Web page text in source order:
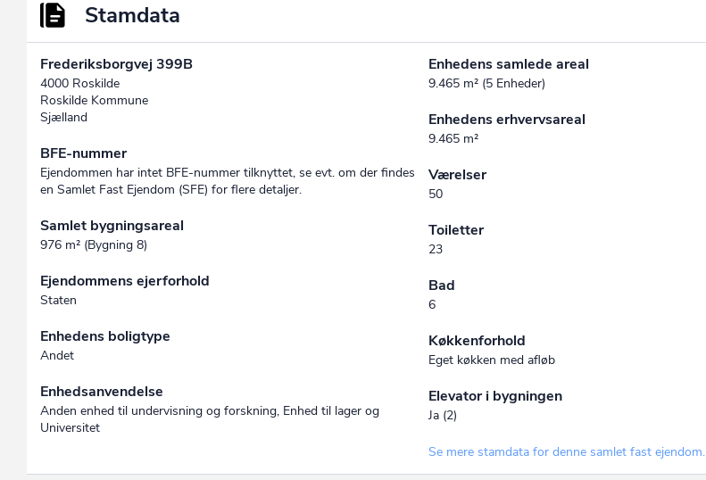
Stamdata
Frederiksborgvej 399B
4000 Roskilde
Roskilde Kommune
Sjælland
BFE-nummer
Ejendommen har intet BFE-nummer tilknyttet, se evt. om der findes
en Samlet Fast Ejendom (SFE) for flere detaljer.
Samlet bygningsareal
976 m² (Bygning 8)
Ejendommens ejerforhold
Staten
Enhedens boligtype
Andet
Enhedsanvendelse
Anden enhed til undervisning og forskning, Enhed til lager og
Universitet
Enhedens samlede areal
9.465 m² (5 Enheder)
Enhedens erhvervsareal
9.465 m²
Værelser
50
Toiletter
23
Bad
6
Køkkenforhold
Eget køkken med afløb
Elevator i bygningen
Ja (2)
Se mere stamdata for denne samlet fast ejendom.